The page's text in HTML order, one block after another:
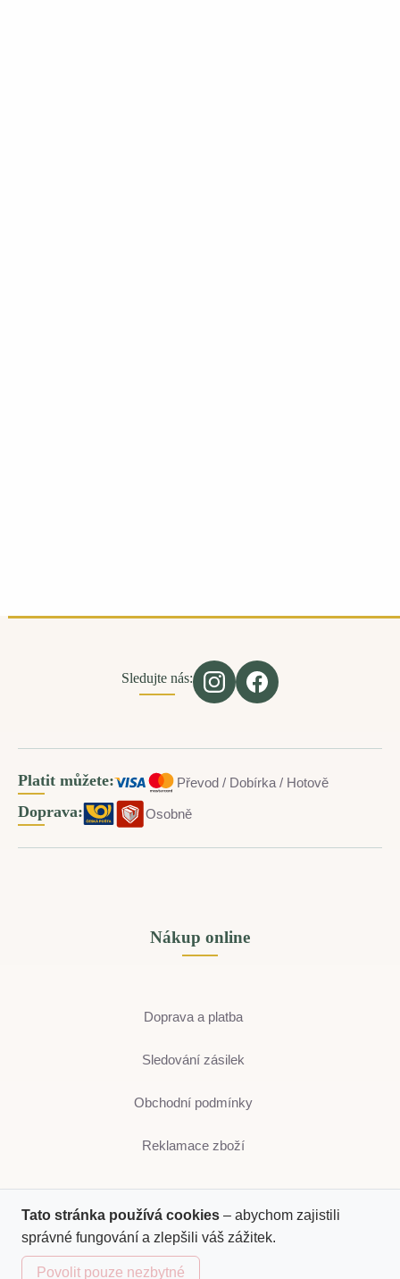
Sledujte nás:
Platit můžete: Převod / Dobírka / Hotově
Doprava: Osobně
Nákup online
Doprava a platba
Sledování zásilek
Obchodní podmínky
Reklamace zboží
Pro zákazníky
Tato stránka používá cookies – abychom zajistili
správné fungování a zlepšili váš zážitek.
Povolit pouze nezbytné